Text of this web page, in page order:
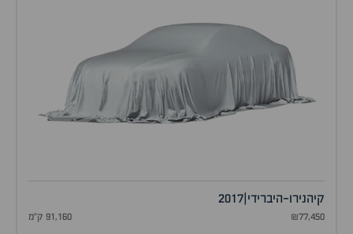
קיהנירו-היברידי 2017
₪77,450 91,160 ק"מ